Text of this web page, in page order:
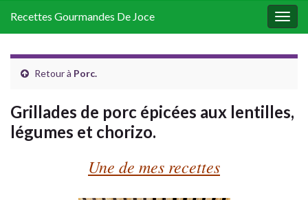
Recettes Gourmandes De Joce
Retour à Porc.
Grillades de porc épicées aux lentilles,
légumes et chorizo.
Une de mes recettes